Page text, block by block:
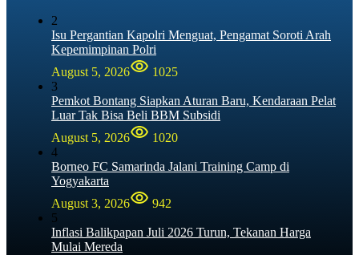
2
Isu Pergantian Kapolri Menguat, Pengamat Soroti Arah
Kepemimpinan Polri
August 5, 2026
1025
3
Pemkot Bontang Siapkan Aturan Baru, Kendaraan Pelat
Luar Tak Bisa Beli BBM Subsidi
August 5, 2026
1020
4
Borneo FC Samarinda Jalani Training Camp di
Yogyakarta
August 3, 2026
942
5
Inflasi Balikpapan Juli 2026 Turun, Tekanan Harga
Mulai Mereda